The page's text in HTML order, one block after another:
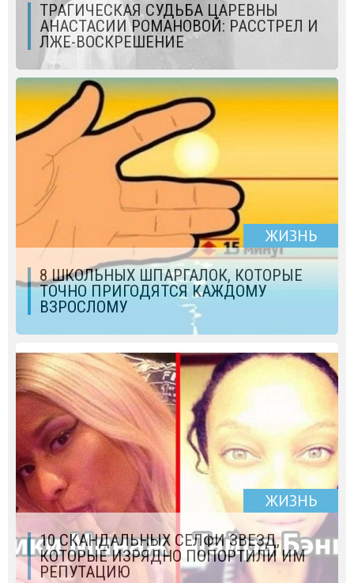
ТРАГИЧЕСКАЯ СУДЬБА ЦАРЕВНЫ
АНАСТАСИИ РОМАНОВОЙ: РАССТРЕЛ И
ЛЖЕ-ВОСКРЕШЕНИЕ
ЖИЗНЬ
8 ШКОЛЬНЫХ ШПАРГАЛОК, КОТОРЫЕ
ТОЧНО ПРИГОДЯТСЯ КАЖДОМУ
ВЗРОСЛОМУ
ЖИЗНЬ
10 СКАНДАЛЬНЫХ СЕЛФИ ЗВЕЗД,
КОТОРЫЕ ИЗРЯДНО ПОПОРТИЛИ ИМ
РЕПУТАЦИЮ